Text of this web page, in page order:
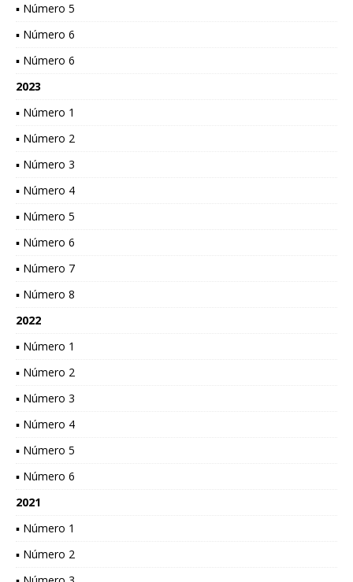
▪ Número 5
▪ Número 6
▪ Número 6
2023
▪ Número 1
▪ Número 2
▪ Número 3
▪ Número 4
▪ Número 5
▪ Número 6
▪ Número 7
▪ Número 8
2022
▪ Número 1
▪ Número 2
▪ Número 3
▪ Número 4
▪ Número 5
▪ Número 6
2021
▪ Número 1
▪ Número 2